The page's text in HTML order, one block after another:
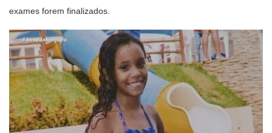
exames forem finalizados.